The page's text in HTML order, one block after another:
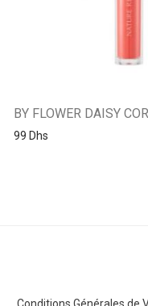
BY FLOWER DAISY
99 Dhs